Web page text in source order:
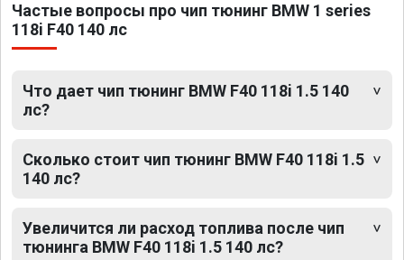
Частые вопросы про чип тюнинг BMW 1 series
118i F40 140 лс
Что дает чип тюнинг BMW F40 118i 1.5 140
лс?
Сколько стоит чип тюнинг BMW F40 118i 1.5
140 лс?
Увеличится ли расход топлива после чип
тюнинга BMW F40 118i 1.5 140 лс?